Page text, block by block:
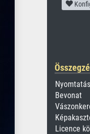
Bevonat
Licence